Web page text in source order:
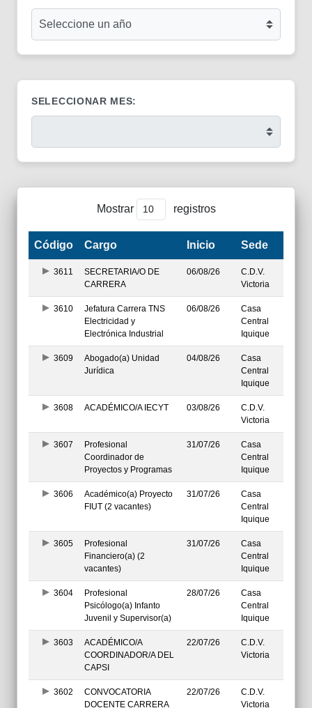
SELECCIONAR MES:
Mostrar registros
Código Cargo Inicio Sede
3611
SECRETARIA/O DE
CARRERA
06/08/26
C.D.V.
Victoria
3610
Jefatura Carrera TNS
Electricidad y
Electrónica Industrial
06/08/26
Casa
Central
Iquique
3609
Abogado(a) Unidad
Jurídica
04/08/26
Casa
Central
Iquique
3608 ACADÉMICO/A IECYT 03/08/26
C.D.V.
Victoria
3607
Profesional
Coordinador de
Proyectos y Programas
31/07/26
Casa
Central
Iquique
3606
Académico(a) Proyecto
FIUT (2 vacantes)
31/07/26
Casa
Central
Iquique
3605
Profesional
Financiero(a) (2
vacantes)
31/07/26
Casa
Central
Iquique
3604
Profesional
Psicólogo(a) Infanto
Juvenil y Supervisor(a)
28/07/26
Casa
Central
Iquique
3603
ACADÉMICO/A
COORDINADOR/A DEL
CAPSI
22/07/26
C.D.V.
Victoria
3602
CONVOCATORIA
DOCENTE CARRERA
22/07/26
C.D.V.
Victoria